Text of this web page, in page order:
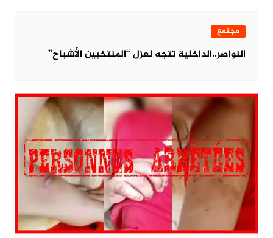
مجتمع
النواصر..الداخلية تتجه لعزل “المنتخبين الأشباح”